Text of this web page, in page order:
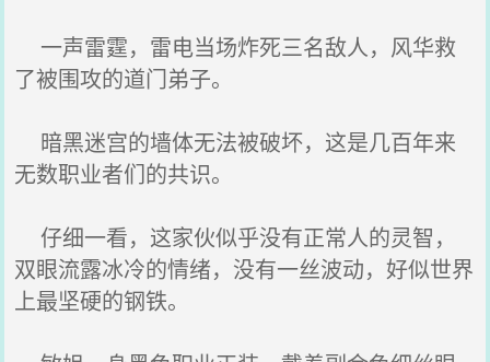
一声雷霆，雷电当场炸死三名敌人，风华救
了被围攻的道门弟子。
暗黑迷宫的墙体无法被破坏，这是几百年来
无数职业者们的共识。
仔细一看，这家伙似乎没有正常人的灵智，
双眼流露冰冷的情绪，没有一丝波动，好似世界
上最坚硬的钢铁。